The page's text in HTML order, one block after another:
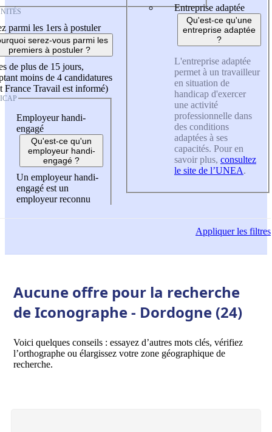
parmi les 1ers à postuler
serez-vous parmi les
premiers à postuler ?
de plus de 15 jours,
moins de 4 candidatures
France Travail est informé)
Employeur handi-
engagé
Qu'est-ce qu'un
employeur handi-
engagé ?
Un employeur handi-
engagé est un
employeur reconnu
Entreprise adaptée
Qu'est-ce qu'une
entreprise adaptée
?
L'entreprise adaptée
permet à un travailleur
en situation de
handicap d'exercer
une activité
professionnelle dans
des conditions
adaptées à ses
capacités. Pour en
savoir plus, consultez
le site de l’UNEA.
Appliquerles filtres
Aucune offre pour la recherche
de Iconographe - Dordogne (24)
Voici quelques conseils : essayez d’autres mots clés, vérifiez
l’orthographe ou élargissez votre zone géographique de
recherche.